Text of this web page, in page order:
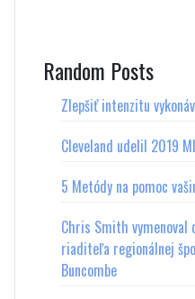
Random Posts
Zlepšiť intenzitu
Cleveland udelil 2019
5 Metódy na pomoc
Chris Smith vymenoval
riaditeľa regionálnej
Buncombe